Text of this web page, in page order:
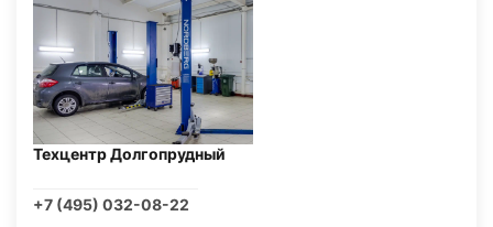
Техцентр Долгопрудный
+7 (495) 032-08-22